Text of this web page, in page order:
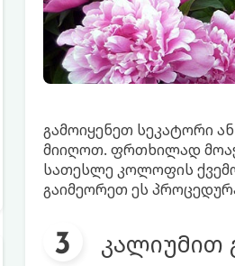
გამოიყენეთ სეკატორი
მიიღოთ. ფრთხილად
სათესლე კოლოფის
გაიმეორეთ ეს
კალიუმით